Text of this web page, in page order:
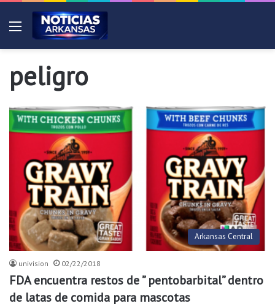
Menú
peligro
Arkansas Central
univision 02/22/2018
FDA encuentra restos de ” pentobarbital” dentro
de latas de comida para mascotas